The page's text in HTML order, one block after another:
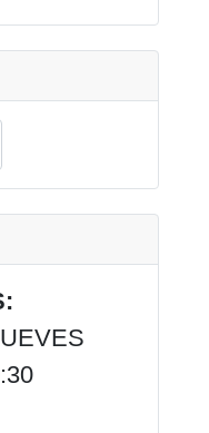
for results.